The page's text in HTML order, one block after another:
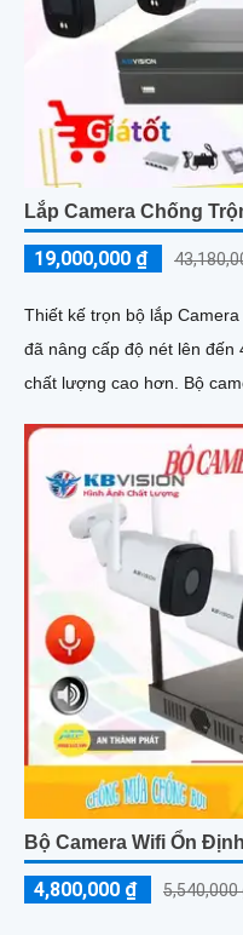
Lắp Camera Chống
19,000,000 ₫
Thiết kế trọn bộ lắp
đã nâng cấp độ nét lên đến
chất lượng
Bộ Camera Wifi Ổn
4,800,000 ₫ 5,540,000